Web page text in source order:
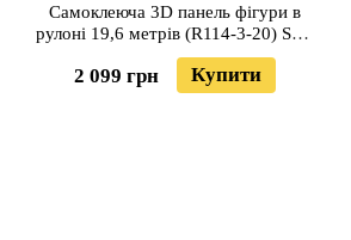
Самоклеюча 3D панель фігури в
рулоні 19,6 метрів (R114-3-20) SW-
00000872
2 099 грн Купити